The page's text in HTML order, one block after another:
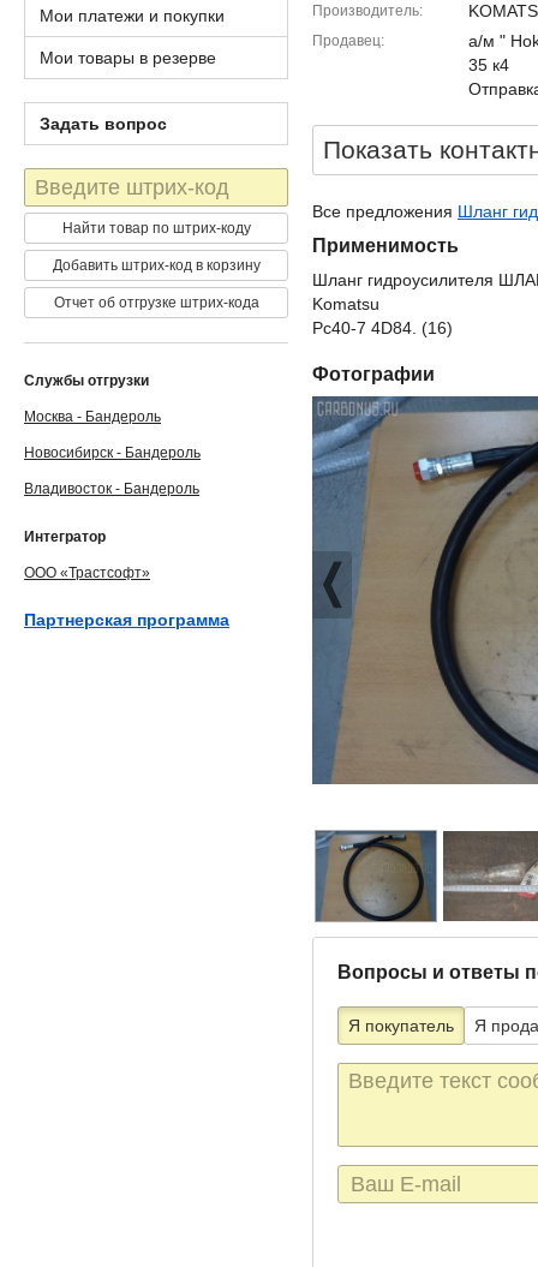
Производитель
Продавец
а/м "
35 к4
Показать
Все предложения Шланг
Применимость
Шланг гидроусилителя
Komatsu
Pc40-7 4D84. (16)
Фотографии
Вопросы и ответы
Я покупатель Я
Текст
сообщения
E-
mail
Мои платежи и покупки
Мои товары в резерве
Задать вопрос
Штрих-
код
Найти товар по штрих-коду
Добавить штрих-код в корзину
Отчет об отгрузке штрих-кода
Службы отгрузки
Москва - Бандероль
Новосибирск - Бандероль
Владивосток - Бандероль
Интегратор
ООО «Трастсофт»
Партнерская программа